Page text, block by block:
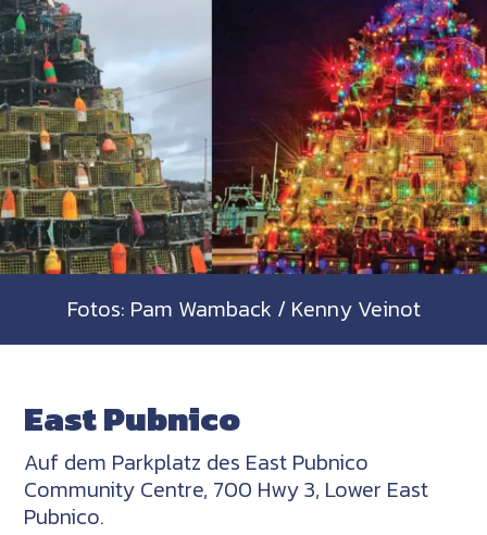
Fotos: Pam Wamback / Kenny Veinot
East Pubnico
Auf dem Parkplatz des East Pubnico
Community Centre, 700 Hwy 3, Lower East
Pubnico.